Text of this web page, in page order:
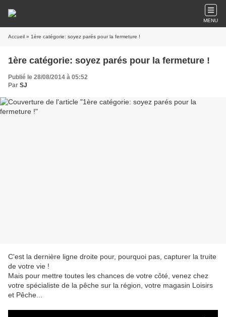
MENU
Accueil » 1ère catégorie: soyez parés pour la fermeture !
1ère catégorie: soyez parés pour la fermeture !
Publié le 28/08/2014 à 05:52
Par SJ
C'est la dernière ligne droite pour, pourquoi pas, capturer la truite
de votre vie !
Mais pour mettre toutes les chances de votre côté, venez chez
votre spécialiste de la pêche sur la région, votre magasin Loisirs
et Pêche...